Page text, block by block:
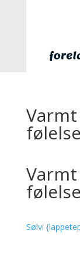
Sølvi